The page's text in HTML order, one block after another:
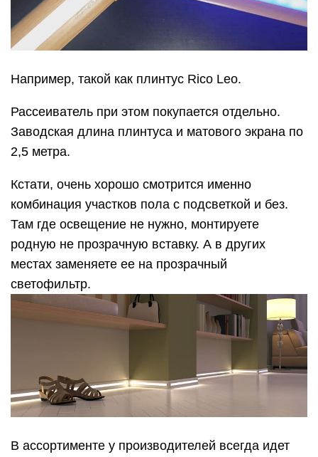
Например, такой как плинтус Rico Leo.
Рассеиватель при этом покупается отдельно.
Заводская длина плинтуса и матового экрана по
2,5 метра.
Кстати, очень хорошо смотрится именно
комбинация участков пола с подсветкой и без.
Там где освещение не нужно, монтируете
родную не прозрачную вставку. А в других
местах заменяете ее на прозрачный
светофильтр.
В ассортименте у производителей всегда идет